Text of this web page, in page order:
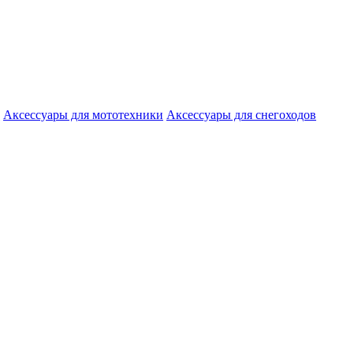
Аксессуары для мототехники Аксессуары для снегоходов